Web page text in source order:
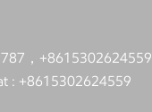
，+8615302624559
: +8615302624559